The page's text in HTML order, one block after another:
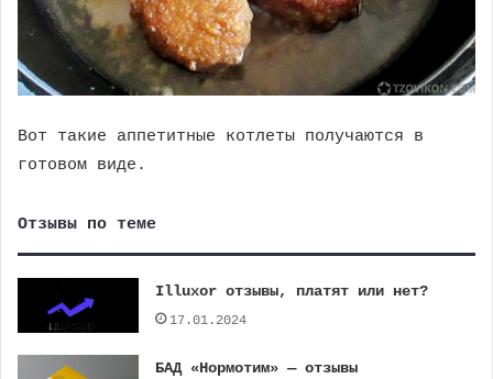
Вот такие аппетитные котлеты получаются в
готовом виде.
Отзывы по теме
Illuxor отзывы, платят или нет?
17.01.2024
БАД «Нормотим» — отзывы